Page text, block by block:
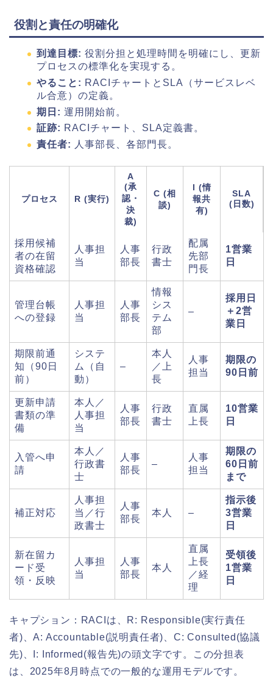
役割と責任の明確化
到達目標: 役割分担と処理時間を明確にし、更新
プロセスの標準化を実現する。
やること: RACIチャートとSLA（サービスレベ
ル合意）の定義。
期日: 運用開始前。
証跡: RACIチャート、SLA定義書。
責任者:
人事部長、各部門長。
プロセス R (実行)
A
(承
認・
決
裁)
C (相
談)
I (情
報共
有)
SLA
(日数)
採用候補
者の在留
資格確認
人事担
当
人事
部長
行政
書士
配属
先部
門長
1営業
日
管理台帳
への登録
人事担
当
人事
部長
情報
シス
テム
部
–
採用日
＋2営
業日
期限前通
知（90日
前）
システ
ム（自
動）
–
本人
／上
長
人事
担当
期限の
90日前
更新申請
書類の準
備
本人／
人事担
当
人事
部長
行政
書士
直属
上長
10営業
日
入管へ申
請
本人／
行政書
士
人事
部長
–
人事
担当
期限の
60日前
まで
補正対応
人事担
当／行
政書士
人事
部長
本人 –
指示後
3営業
日
新在留カ
ード受
領・反映
人事担
当
人事
部長
本人
直属
上長
／経
理
受領後
1営業
日
キャプション：RACIは、R: Responsible(実行責任
者)、A: Accountable(説明責任者)、C: Consulted(協議
先)、I: Informed(報告先)の頭文字です。この分担表
は、2025年8月時点での一般的な運用モデルです。